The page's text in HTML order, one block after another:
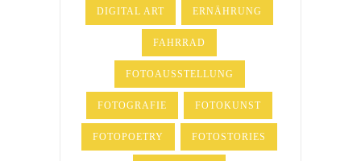
DIGITAL ART ERNÄHRUNG
FAHRRAD
FOTOAUSSTELLUNG
FOTOGRAFIE FOTOKUNST
FOTOPOETRY FOTOSTORIES